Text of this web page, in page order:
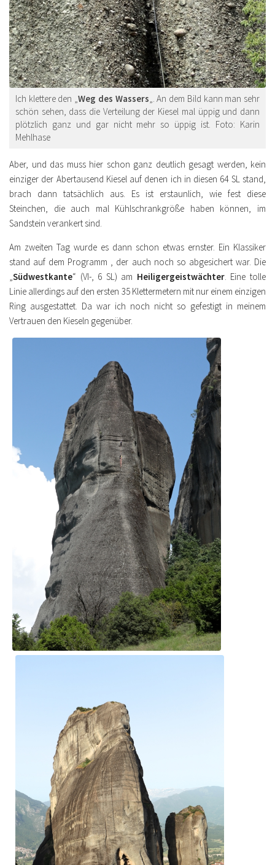
Ich klettere den „Weg des Wassers „. An dem Bild kann man sehr
schön sehen, dass die Verteilung der Kiesel mal üppig und dann
plötzlich ganz und gar nicht mehr so üppig ist. Foto: Karin
Mehlhase
Aber, und das muss hier schon ganz deutlich gesagt werden, kein
einziger der Abertausend Kiesel auf denen ich in diesen 64 SL stand,
brach dann tatsächlich aus. Es ist erstaunlich, wie fest diese
Steinchen, die auch mal Kühlschrankgröße haben können, im
Sandstein verankert sind.
Am zweiten Tag wurde es dann schon etwas ernster. Ein Klassiker
stand auf dem Programm , der auch noch so abgesichert war. Die
Südwestkante“ (VI-, 6 SL) am Heiligergeistwächter. Eine tolle
Linie allerdings auf den ersten 35 Klettermetern mit nur einem einzigen
Ring ausgestattet. Da war ich noch nicht so gefestigt in meinem
Vertrauen den Kieseln gegenüber.